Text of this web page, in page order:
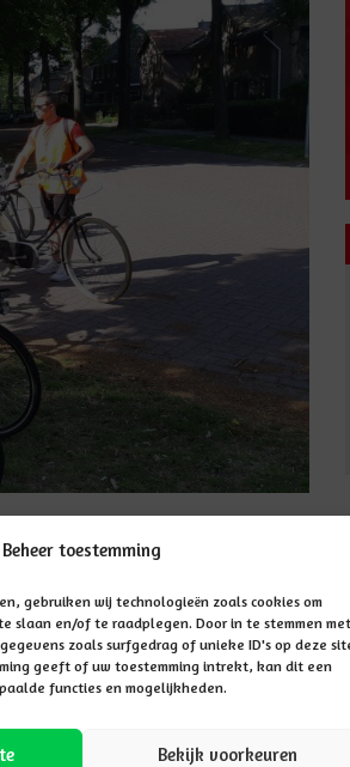
Beheer toestemming
gebruiken wij technologieën zoals cookies om
slaan en/of te raadplegen. Door in te stemmen met
zoals surfgedrag of unieke ID's op deze
geeft of uw toestemming intrekt, kan dit een
functies en mogelijkheden.
Bekijk voorkeuren
prachtig weer hebben ze!
ze er nu extra veel zin in